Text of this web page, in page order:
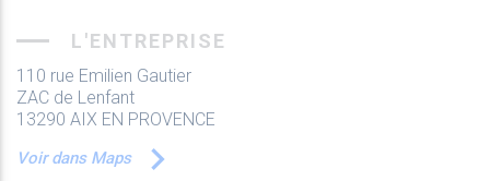
L'ENTREPRISE
110 rue Emilien Gautier
ZAC de Lenfant
13290 AIX EN PROVENCE
Voir dans Maps